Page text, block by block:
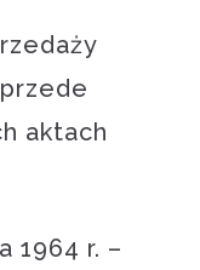
aktach
1964 r. –